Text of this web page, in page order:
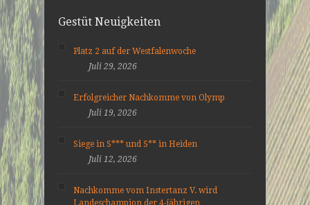
Gestüt Neuigkeiten
Platz 2 auf der Westfalenwoche
Juli 29, 2026
Erfolgreicher Nachkomme von Olymp
Juli 19, 2026
Siege in S*** und S** in Heiden
Juli 12, 2026
Nachkomme vom Instertanz V. wird
Landeschampion der 4-jährigen